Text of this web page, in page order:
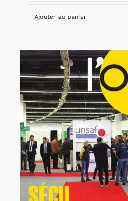
Ajouter au panier